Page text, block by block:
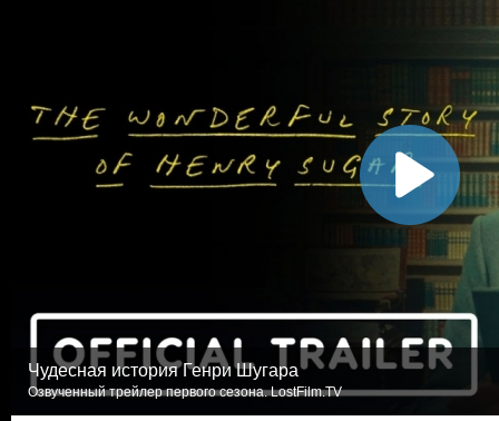
Чудесная история Генри Шугара
Озвученный трейлер первого сезона. LostFilm.TV